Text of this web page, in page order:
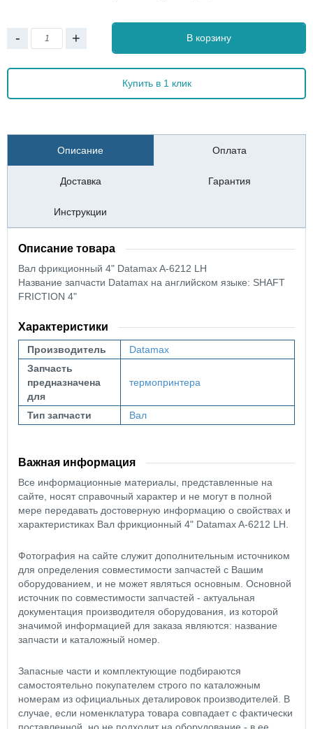
- + В корзину
Купить в 1 клик
Описание Оплата
Доставка Гарантия
Инструкции
Описание товара
Вал фрикционный 4" Datamax A-6212 LH
Название запчасти Datamax на английском языке: SHAFT
FRICTION 4"
Характеристики
Производитель
Datamax
Запчасть
предназначена
для
термопринтера
Тип запчасти Вал
Важная информация
Все информационные материалы, представленные на
сайте, носят справочный характер и не могут в полной
мере передавать достоверную информацию о свойствах и
характеристиках Вал фрикционный 4" Datamax A-6212 LH.
Фотография на сайте служит дополнительным источником
для определения совместимости запчастей с Вашим
оборудованием, и не может являться основным. Основной
источник по совместимости запчастей - актуальная
документация производителя оборудования, из которой
значимой информацией для заказа являются: название
запчасти и каталожный номер.
Запасные части и комплектующие подбираются
самостоятельно покупателем строго по каталожным
номерам из официальных деталировок производителей. В
случае, если номенклатура товара совпадает с фактически